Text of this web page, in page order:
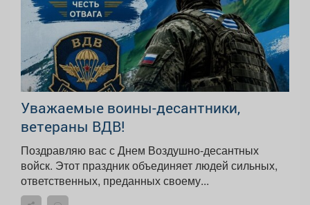
Уважаемые воины-десантники,
ветераны ВДВ!
Поздравляю вас с Днем Воздушно-десантных
войск. Этот праздник объединяет людей сильных,
ответственных, преданных своему...